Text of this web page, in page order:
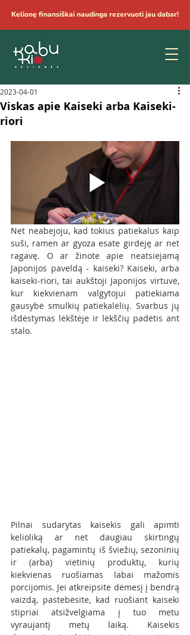
Kelionę finansiškai naudinga rezervuoti jau dabar!
Viskas apie Kaiseki arba Kaiseki-
riori
2023-04-01
Net neabejoju, kad tokius patiekalus kaip
suši, ramen ar gyoza esate girdėję ar net
ragavę. O ar žinote apie neatsiejamą
Japonijos paveldą - kaiseki? Kaiseki, arba
kaiseki-riori, tai aukštoji Japonijos virtuvė,
kur kiekvienam valgytojui patiekiama
gausybė smulkių patiekalėlių. Svarbus jų
išdėstymas lėkštėje ir lėkščių padėtis ant
stalo.
Pilnai sudarytas kaisekis gali apimti
kelioliką ar net daugiau skirtingų
patiekalų, pagamintų iš šviežių, sezoninių
ir (arba) vietinių produktų, kurių
kiekvienas ruošiamas labai mažomis
porcijomis. Jei atkreipsite dėmesį į bendrą
vaizdą, pastebėsite, kad ruošiant kaiseki
stipriai atsižvelgiama į tuo metu
vyraujantį metų laiką. Kaisekis